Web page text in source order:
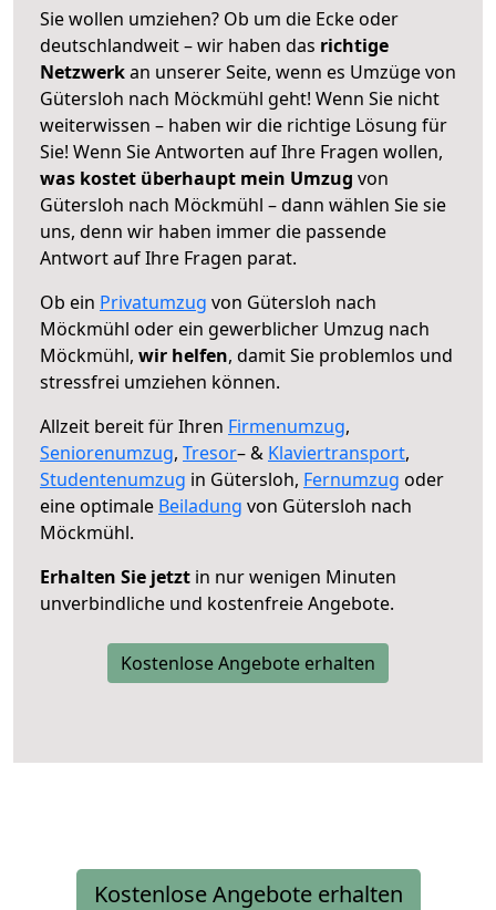
Sie wollen umziehen? Ob um die Ecke oder
deutschlandweit – wir haben das richtige
Netzwerkan unserer Seite, wenn es Umzüge von
Gütersloh nach Möckmühl geht! Wenn Sie nicht
weiterwissen – haben wir die richtige Lösung für
Sie! Wenn Sie Antworten auf Ihre Fragen wollen,
was kostet überhaupt mein Umzug von
Gütersloh nach Möckmühl – dann wählen Sie sie
uns, denn wir haben immer die passende
Antwort auf Ihre Fragen parat.
Ob ein Privatumzug von Gütersloh nach
Möckmühl oder ein gewerblicher Umzug nach
Möckmühl, wir helfen, damit Sie problemlos und
stressfrei umziehen können.
Allzeit bereit für Ihren Firmenumzug,
Seniorenumzug, Tresor– & Klaviertransport,
Studentenumzug in Gütersloh, Fernumzug oder
eine optimale Beiladung von Gütersloh nach
Möckmühl.
Erhalten Sie jetzt in nur wenigen Minuten
unverbindliche und kostenfreie Angebote.
Kostenlose Angebote erhalten
Kostenlose Angebote erhalten